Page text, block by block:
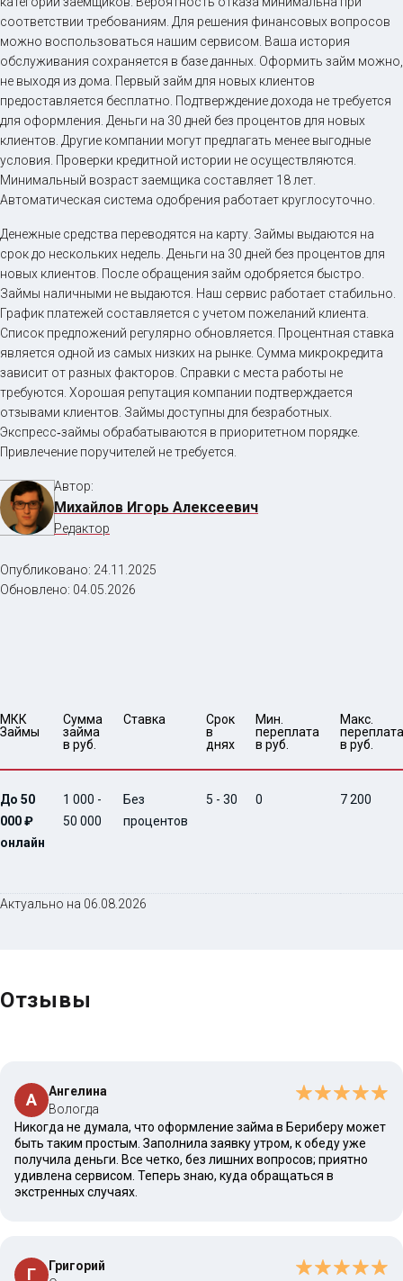
соответствии требованиям. Для решения финансовых вопросов
можно воспользоваться нашим сервисом. Ваша история
обслуживания сохраняется в базе данных. Оформить займ можно,
не выходя из дома. Первый займ для новых клиентов
предоставляется бесплатно. Подтверждение дохода не требуется
для оформления. Деньги на 30 дней без процентов для новых
клиентов. Другие компании могут предлагать менее выгодные
условия. Проверки кредитной истории не осуществляются.
Минимальный возраст заемщика составляет 18 лет.
Автоматическая система одобрения работает круглосуточно.
Денежные средства переводятся на карту. Займы выдаются на
срок до нескольких недель. Деньги на 30 дней без процентов для
новых клиентов. После обращения займ одобряется быстро.
Займы наличными не выдаются. Наш сервис работает стабильно.
График платежей составляется с учетом пожеланий клиента.
Список предложений регулярно обновляется. Процентная ставка
является одной из самых низких на рынке. Сумма микрокредита
зависит от разных факторов. Справки с места работы не
требуются. Хорошая репутация компании подтверждается
отзывами клиентов. Займы доступны для безработных.
Экспресс‑займы обрабатываются в приоритетном порядке.
Привлечение поручителей не требуется.
Автор:
Михайлов Игорь Алексеевич
Редактор
Опубликовано: 24.11.2025
Обновлено: 04.05.2026
МКК
Займы
Сумма
займа
в руб.
Ставка
Срок
в
днях
Мин.
переплата
в руб.
Макс.
переплата
в руб.
До 50
000 ₽
онлайн
1 000 -
50 000
Без
процентов
5 - 30 0 7 200
Актуально на 06.08.2026
Отзывы
А
Ангелина
Вологда
Никогда не думала, что оформление займа в Бериберу может
быть таким простым. Заполнила заявку утром, к обеду уже
получила деньги. Все четко, без лишних вопросов; приятно
удивлена сервисом. Теперь знаю, куда обращаться в
экстренных случаях.
Г
Григорий